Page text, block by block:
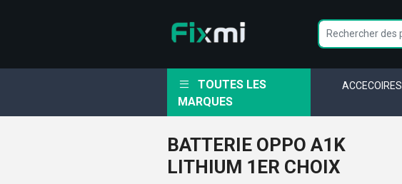
TOUTES LES
MARQUES
ACCECOIRES
BATTERIE OPPO A1K
LITHIUM 1ER CHOIX